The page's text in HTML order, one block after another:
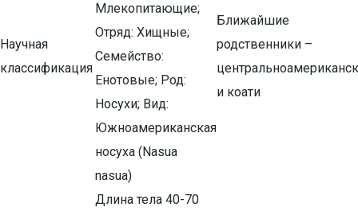
Научная
классификация
Млекопитающие;
Отряд: Хищные;
Семейство:
Енотовые; Род:
Носухи; Вид:
Южноамериканская
носуха (Nasua
nasua)
Ближайшие
родственники –
и коати
Длина тела 40-70